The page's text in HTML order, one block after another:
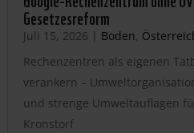
Gesetzesreform
Juli 15, 2026 | Boden,
Rechenzentren als eigenen
verankern –
und strenge Umweltauflagen
Kronstorf